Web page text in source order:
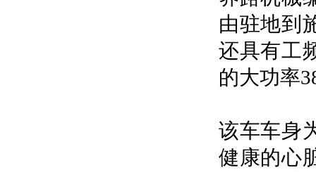
由驻地到
还具有工
的大功率
该车车身
健康的心